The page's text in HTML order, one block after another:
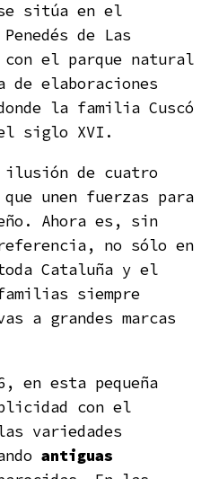
sitúa en el
de Las
el parque natural
de elaboraciones
la familia Cuscó
el siglo XVI.
ilusión de cuatro
unen fuerzas para
Ahora es, sin
no sólo en
Cataluña y el
siempre
a grandes marcas
en esta pequeña
con el
variedades
antiguas